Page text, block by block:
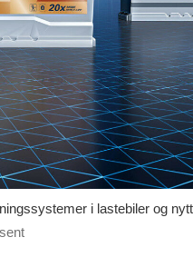
i lastebiler og